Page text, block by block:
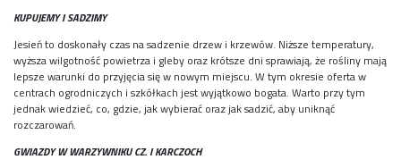
KUPUJEMY I SADZIMY
Jesień to doskonały czas na sadzenie drzew i krzewów. Niższe temperatury,
wyższa wilgotność powietrza i gleby oraz krótsze dni sprawiają, że rośliny mają
lepsze warunki do przyjęcia się w nowym miejscu. W tym okresie oferta w
centrach ogrodniczych i szkółkach jest wyjątkowo bogata. Warto przy tym
jednak wiedzieć, co, gdzie, jak wybierać oraz jak sadzić, aby uniknąć
rozczarowań.
GWIAZDY W WARZYWNIKU CZ. I KARCZOCH